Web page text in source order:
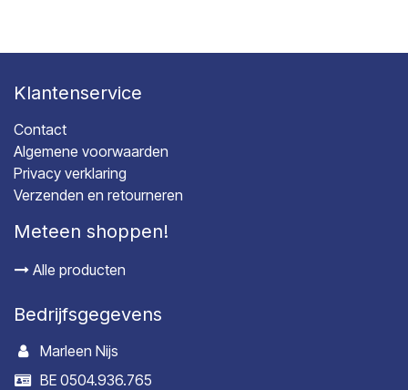
Klantenservice
Contact
Algemene voorwaarden
Privacy verklaring
Verzenden en retourneren
Meteen shoppen!
Alle producten
Bedrijfsgegevens
Marleen Nijs
BE 0504.936.765